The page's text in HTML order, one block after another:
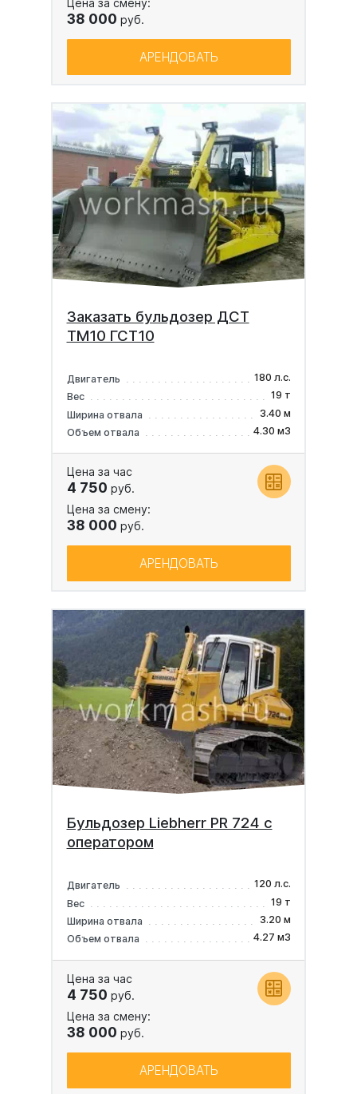
Цена за смену:
38 000 руб.
АРЕНДОВАТЬ
Заказать бульдозер ДСТ
ТМ10 ГСТ10
Двигатель
180 л.с.
Вес
19 т
Ширина отвала
3.40 м
Объем отвала
4.30 м3
Цена за час
4 750 руб.
Цена за смену:
38 000 руб.
АРЕНДОВАТЬ
Бульдозер Liebherr PR 724 с
оператором
Двигатель
120 л.с.
Вес
19 т
Ширина отвала
3.20 м
Объем отвала
4.27 м3
Цена за час
4 750 руб.
Цена за смену:
38 000 руб.
АРЕНДОВАТЬ